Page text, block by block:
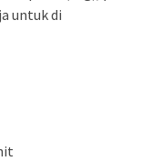
untuk di